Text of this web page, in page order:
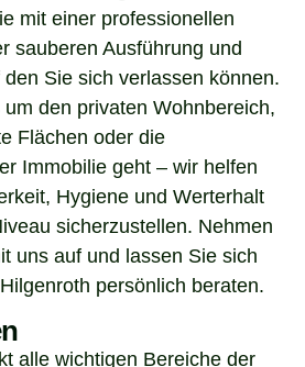
mit einer professionellen
sauberen Ausführung und
Sie sich verlassen können.
den privaten Wohnbereich,
Flächen oder die
Immobilie geht – wir helfen
Hygiene und Werterhalt
sicherzustellen. Nehmen
uns auf und lassen Sie sich
persönlich beraten.
alle wichtigen Bereiche der